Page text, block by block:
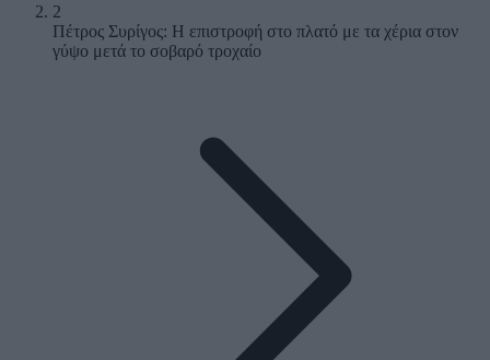
2
Πέτρος Συρίγος: Η επιστροφή στο πλατό με τα χέρια στον
γύψο μετά το σοβαρό τροχαίο